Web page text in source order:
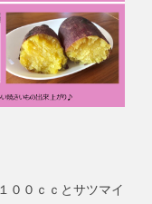
００ｃｃとサツマイ